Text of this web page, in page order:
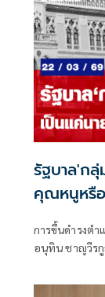
รัฐบาล'ก
คุณหนูหรื
การขึ้นดำรงต
อนุทิน ชาญวีรกู